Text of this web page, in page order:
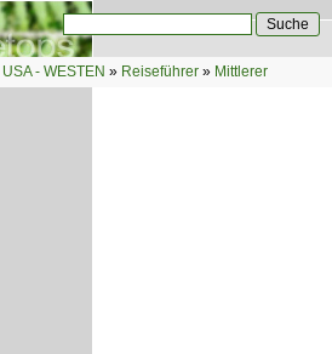
Suchformular
USA - WESTEN » Reiseführer » Mittlerer